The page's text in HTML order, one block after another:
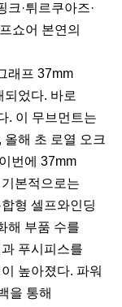
·튀르쿠아즈·
쇼어 본연의
래프 37mm
었다. 바로
. 이 무브먼트는
해 초 로열 오크
번에 37mm
본적으로는
형 셀프와인딩
해 부품 수를
푸시피스를
높아졌다. 파워
을 통해